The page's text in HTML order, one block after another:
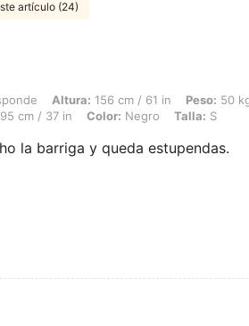
artículo (24)
Altura: 156 cm / 61 in, Peso: 50 kg / 110 lbs,
Altura: 156 cm / 61 in Peso: 50
95 cm / 37 in Color: Negro Talla: S
la barriga y queda estupendas.